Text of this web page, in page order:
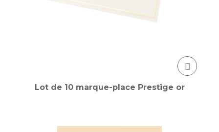
Lot de 10 marque-place Prestige or